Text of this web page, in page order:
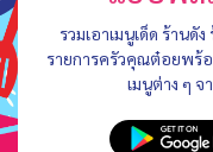
รวมเอาเมนูเด็ด ร้าน
รายการครัวคุณต๋อยพร้
เมนูต่าง ๆ จ